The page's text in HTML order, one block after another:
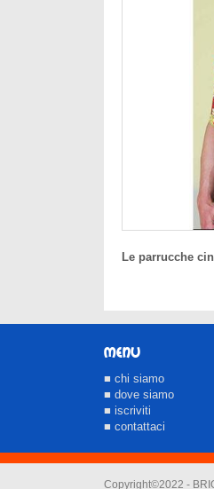
Le parrucche
MENU
■ chi siamo
■ dove siamo
■ iscriviti
■ contattaci
Copyright©2022 -